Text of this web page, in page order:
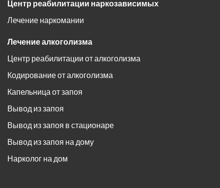
Центр реабилитации наркозависимых
Лечение наркомании
Лечение алкоголизма
Центр реабилитации от алкоголизма
Кодирование от алкоголизма
Капельница от запоя
Вывод из запоя
Вывод из запоя в стационаре
Вывод из запоя на дому
Нарколог на дом